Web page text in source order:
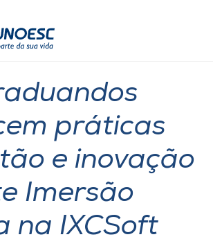
Estudante
práticas
e inovação
Imersão
na IXCSoft